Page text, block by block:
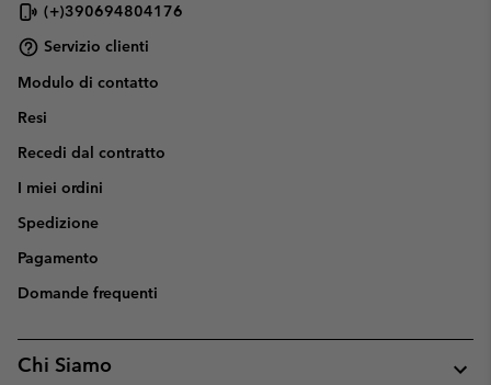
(+)390694804176
Servizio clienti
Modulo di contatto
Resi
Recedi dal contratto
I miei ordini
Spedizione
Pagamento
Domande frequenti
Chi Siamo